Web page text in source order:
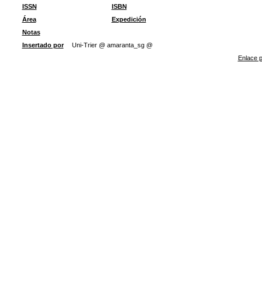
ISSN
ISBN
Área
Expedición
Notas
Insertado por
Uni-Trier @ amaranta_sg @
Enlace